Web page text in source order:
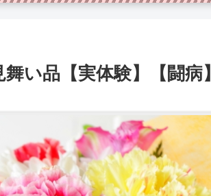
い品【実体験】【闘病】